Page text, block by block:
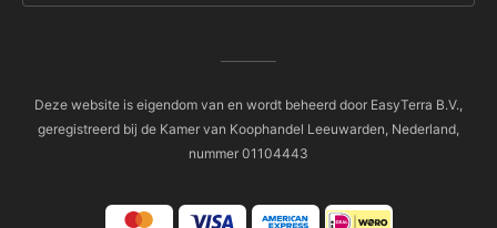
Deze website is eigendom van en wordt beheerd door EasyTerra B.V.,
geregistreerd bij de Kamer van Koophandel Leeuwarden, Nederland,
nummer 01104443